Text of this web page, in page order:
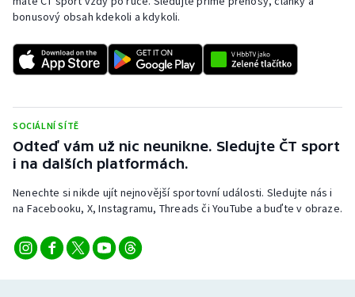
Rychlostní kanoistika
Short track
Stolní tenis
Triatlon
Veslování
Vodní slalom
bonusový obsah kdekoli a kdykoli.
SOCIÁLNÍ SÍTĚ
Odteď vám už nic neunikne. Sledujte ČT sport
i na dalších platformách.
Nenechte si nikde ujít nejnovější sportovní události. Sledujte nás i
na Facebooku, X, Instagramu, Threads či YouTube a buďte v obraze.